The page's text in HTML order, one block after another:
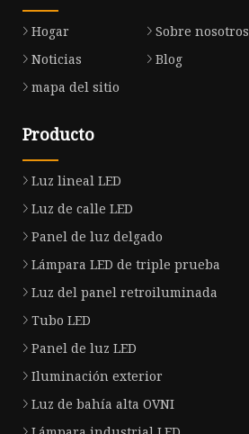
Hogar Sobre nosotros
Noticias
Blog
mapa del sitio
Producto
Luz lineal LED
Luz de calle LED
Panel de luz delgado
Lámpara LED de triple prueba
Luz del panel retroiluminada
Tubo LED
Panel de luz LED
Iluminación exterior
Luz de bahía alta OVNI